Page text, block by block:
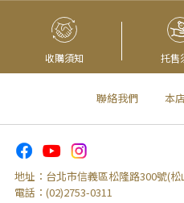
收購須知 托售
聯絡我們 本
地址： 台北市信義區松隆路300號(
電話： (02)2753-0311